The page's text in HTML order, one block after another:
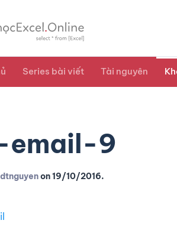
Series bài viết Tài nguyên
email-9
dtnguyenon19/10/2016.